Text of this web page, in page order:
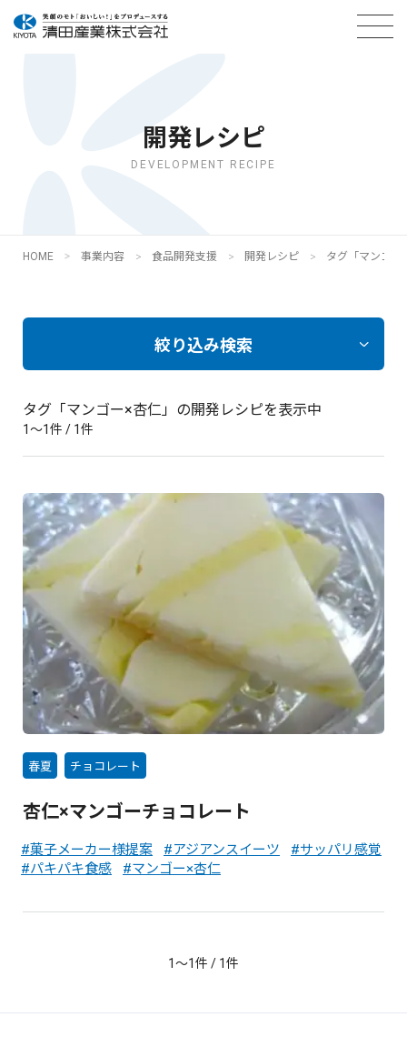
開発レシピ
DEVELOPMENT RECIPE
HOME 事業内容 食品開発支援 開発レシピ タグ「マンゴー
絞り込み検索
タグ「マンゴー×杏仁」の開発レシピを表示中
1〜1件 / 1件
春夏 チョコレート
杏仁×マンゴーチョコレート
菓子メーカー様提案 アジアンスイーツ
サッパリ感覚
パキパキ食感
マンゴー×杏仁
1〜1件 / 1件